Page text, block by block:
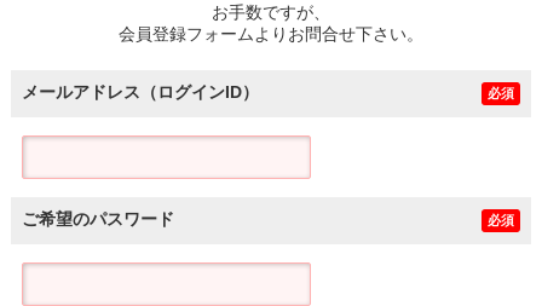
お手数ですが、
会員登録フォームよりお問合せ下さい。
メールアドレス（ログインID） 必須
ご希望のパスワード 必須